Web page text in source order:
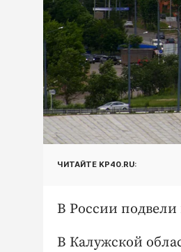
ЧИТАЙТЕ KP40.RU:
В России
В Калужской